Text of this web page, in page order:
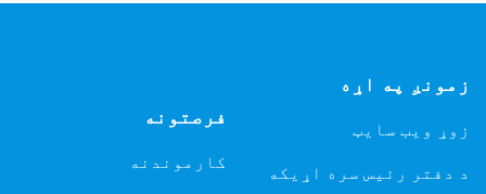
زمونږ په اړه
زوړ ویب سایټ
د دفتر رئیس سره اړیکه
فرصتونه
کارموندنه